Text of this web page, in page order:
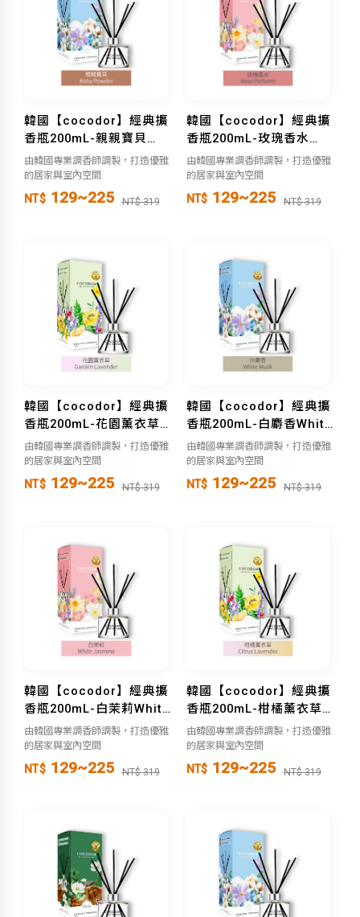
韓國【cocodor】經典擴
香瓶200mL-親親寶貝
Baby Powder
由韓國專業調香師調製，打造優雅
的居家與室內空間
NT$ 129~225 NT$ 319
韓國【cocodor】經典擴
香瓶200mL-玫瑰香水
Rose Perfume
由韓國專業調香師調製，打造優雅
的居家與室內空間
NT$ 129~225 NT$ 319
韓國【cocodor】經典擴
香瓶200mL-花園薰衣草
Garden Lavender
由韓國專業調香師調製，打造優雅
的居家與室內空間
NT$ 129~225 NT$ 319
韓國【cocodor】經典擴
香瓶200mL-白麝香White
Musk
由韓國專業調香師調製，打造優雅
的居家與室內空間
NT$ 129~225 NT$ 319
韓國【cocodor】經典擴
香瓶200mL-白茉莉White
Jamine
由韓國專業調香師調製，打造優雅
的居家與室內空間
NT$ 129~225 NT$ 319
韓國【cocodor】經典擴
香瓶200mL-柑橘薰衣草
Citrus Laven
由韓國專業調香師調製，打造優雅
的居家與室內空間
NT$ 129~225 NT$ 319